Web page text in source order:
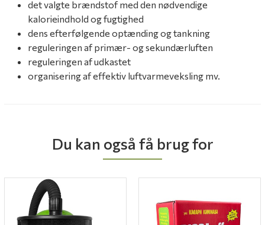
Du kan også få brug for
det valgte brændstof med den nødvendige
kalorieindhold og fugtighed
dens efterfølgende optænding og tankning
reguleringen af ​​primær- og sekundærluften
reguleringen af ​​udkastet
organisering af effektiv luftvarmeveksling mv.